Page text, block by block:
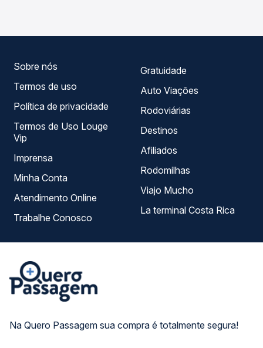
Na Quero Passagem sua compra é totalmente segura!
Sobre nós
Termos de uso
Política de privacidade
Termos de Uso Louge
Vip
Imprensa
Minha Conta
Atendimento Online
Trabalhe Conosco
Gratuidade
Auto Viações
Rodoviárias
Destinos
Afiliados
Rodomilhas
Viajo Mucho
La terminal Costa Rica